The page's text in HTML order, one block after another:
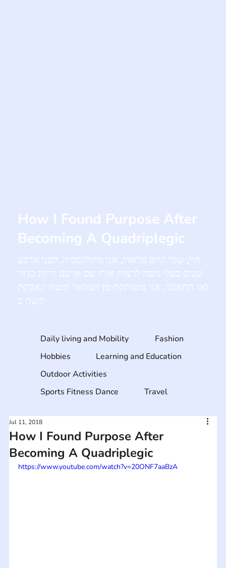
How I Found Purpose After
Becoming A Quadriplegic
Jul 11, 2018
https://www.youtube.com/watch?v=20ONF7aaBzA
Daily living and Mobility
Fashion
Hobbies
Learning and Education
Outdoor Activities
Sports Fitness Dance
Travel
How I Found Purpose After
Becoming A Quadriplegic
היי, שמי קייט פראדו, אני מקולומביה. לפני ארבע
שנים בעלי ניסה לרצוח אותי עם ארבע יריות כדור
ואז התאבד. אני משותקת מן הצוואר ומטה ונאבקת
קשה כ